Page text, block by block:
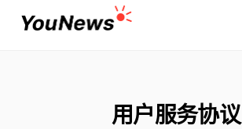
用户服务协议